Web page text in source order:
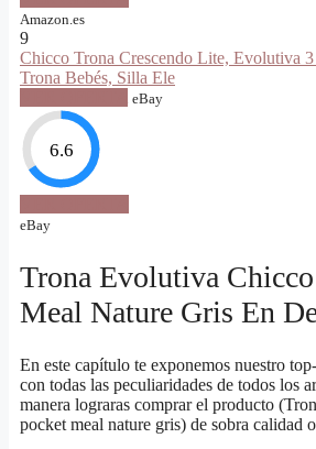
Amazon.es
9
Chicco Trona Crescendo Lite, Evolutiva
Trona Bebés, Silla Ele
eBay
6.6
eBay
Trona Evolutiva
Meal Nature Gris En
En este capítulo te exponemos nuestro
con todas las peculiaridades de todos los
manera lograras comprar el producto
pocket meal nature gris) de sobra calidad